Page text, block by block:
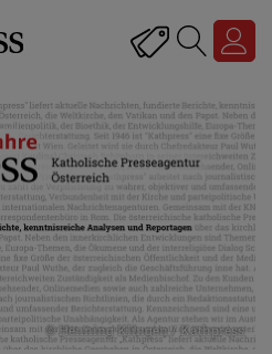
© Henning Klingen / Kathpress